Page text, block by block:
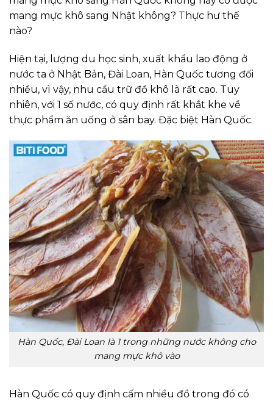
mang mực khô sang Nhật không? Thực hư thế
nào?
Hiện tại, lượng du học sinh, xuất khẩu lao động ở
nước ta ở Nhật Bản, Đài Loan, Hàn Quốc tương đối
nhiều, vì vậy, nhu cầu trữ đồ khô là rất cao. Tuy
nhiên, với 1 số nước, có quy định rất khắt khe về
thực phẩm ăn uống ở sân bay. Đặc biệt Hàn Quốc.
Hàn Quốc, Đài Loan là 1 trong những nước không cho
mang mực khô vào
Hàn Quốc có quy định cấm nhiều đồ trong đó có